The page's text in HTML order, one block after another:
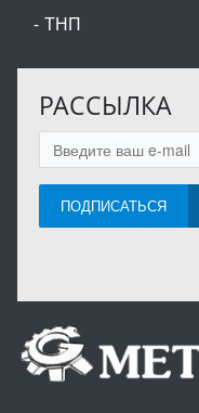
ТНП
РАССЫЛКА
ПОДПИСАТЬСЯ